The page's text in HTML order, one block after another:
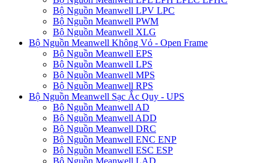
Bộ Nguồn Meanwell LPV LPC
Bộ Nguồn Meanwell PWM
Bộ Nguồn Meanwell XLG
Bộ Nguồn Meanwell Không Vỏ - Open Frame
Bộ Nguồn Meanwell EPS
Bộ Nguồn Meanwell LPS
Bộ Nguồn Meanwell MPS
Bộ Nguồn Meanwell RPS
Bộ Nguồn Meanwell Sạc Ắc Quy - UPS
Bộ Nguồn Meanwell AD
Bộ Nguồn Meanwell ADD
Bộ Nguồn Meanwell DRC
Bộ Nguồn Meanwell ENC ENP
Bộ Nguồn Meanwell ESC ESP
Bộ Nguồn Meanwell LAD